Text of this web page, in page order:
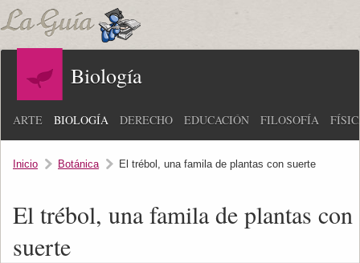
Biología
ARTE BIOLOGÍA DERECHO EDUCACIÓN FILOSOFÍA
Inicio Botánica El trébol, una famila de plantas con suerte
El trébol, una famila de plantas con
suerte